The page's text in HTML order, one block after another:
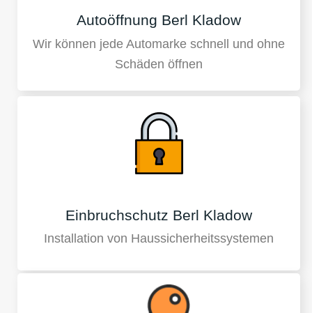
Autoöffnung Berl Kladow
Wir können jede Automarke schnell und ohne
Schäden öffnen
Einbruchschutz Berl Kladow
Installation von Haussicherheitssystemen